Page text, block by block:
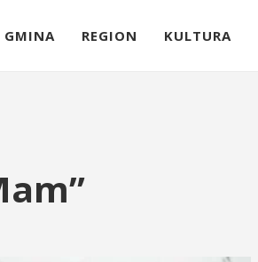
GMINA REGION KULTURA